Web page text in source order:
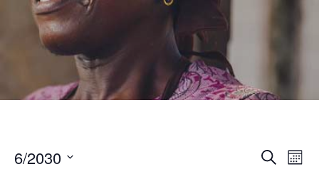
Procurar
eventos
Mês
6/2030